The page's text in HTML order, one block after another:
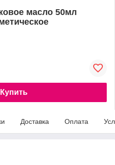
масло 50мл
Купить
Доставка Оплата